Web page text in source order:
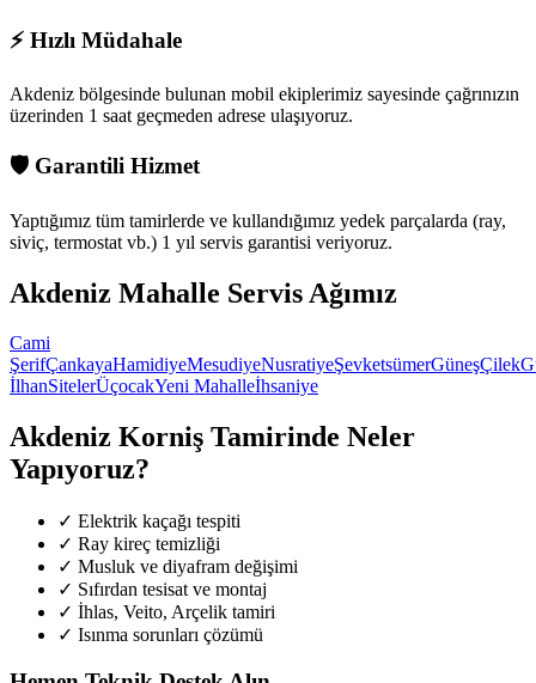
⚡ Hızlı Müdahale
Akdeniz bölgesinde bulunan mobil ekiplerimiz sayesinde çağrınızın
üzerinden 1 saat geçmeden adrese ulaşıyoruz.
🛡️ Garantili Hizmet
Yaptığımız tüm tamirlerde ve kullandığımız yedek parçalarda (ray,
siviç, termostat vb.) 1 yıl servis garantisi veriyoruz.
Akdeniz Mahalle Servis Ağımız
Cami
ŞerifÇankayaHamidiyeMesudiyeNusratiyeŞevketsümerGüneşÇilek
İlhanSitelerÜçocakYeni Mahalleİhsaniye
Akdeniz Korniş Tamirinde Neler
Yapıyoruz?
✓ Elektrik kaçağı tespiti
✓ Ray kireç temizliği
✓ Musluk ve diyafram değişimi
✓ Sıfırdan tesisat ve montaj
✓ İhlas, Veito, Arçelik tamiri
✓ Isınma sorunları çözümü